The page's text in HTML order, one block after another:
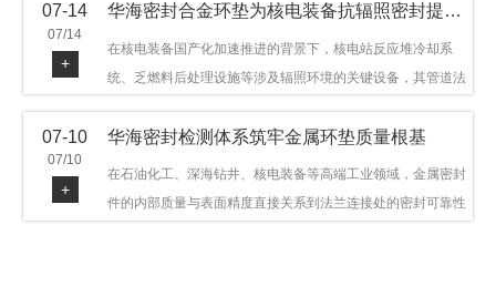
品，广泛应用于石油机械、管道法兰、采油树、井口装置等领
步发展。
07-14
07/14
+
华海密封合金环垫为核电装备抗辐照密封提供可靠保障
在核电装备国产化加速推进的背景下，核电站反应堆冷却系
统、乏燃料后处理设施等涉及辐照环境的关键设备，其管道法
定与密封可靠。温州市华海密封件科技有限公司深耕金属密封
领域二十余年，依托八角垫、椭圆垫及RX/BX系列高压环垫等
全系列产品，以特种合金材质体系，为核电装备抗辐照密封提
供针对性配套方案。
07-10
07/10
+
华海密封检测体系筑牢金属环垫质量根基
在石油化工、深海钻井、核电装备等高端工业领域，金属密封
件的内部质量与表面精度直接关系到法兰连接处的密封可靠性